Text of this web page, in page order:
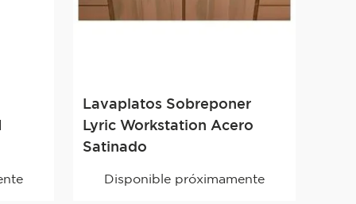
Lavaplatos Sobreponer
Lyric Workstation Acero
Satinado
Disponible próximamente